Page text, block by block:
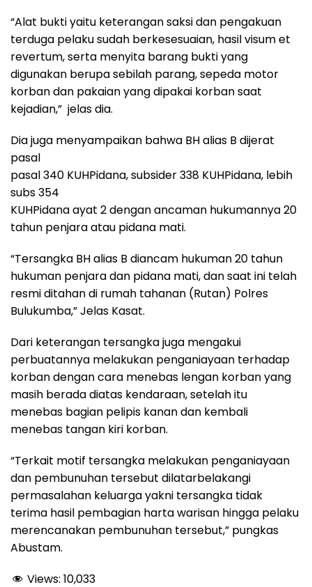
“Alat bukti yaitu keterangan saksi dan pengakuan
terduga pelaku sudah berkesesuaian, hasil visum et
revertum, serta menyita barang bukti yang
digunakan berupa sebilah parang, sepeda motor
korban dan pakaian yang dipakai korban saat
kejadian,” jelas dia.
Dia juga menyampaikan bahwa BH alias B dijerat
pasal
pasal 340 KUHPidana, subsider 338 KUHPidana, lebih
subs 354
KUHPidana ayat 2 dengan ancaman hukumannya 20
tahun penjara atau pidana mati.
“Tersangka BH alias B diancam hukuman 20 tahun
hukuman penjara dan pidana mati, dan saat ini telah
resmi ditahan di rumah tahanan (Rutan) Polres
Bulukumba,” Jelas Kasat.
Dari keterangan tersangka juga mengakui
perbuatannya melakukan penganiayaan terhadap
korban dengan cara menebas lengan korban yang
masih berada diatas kendaraan, setelah itu
menebas bagian pelipis kanan dan kembali
menebas tangan kiri korban.
“Terkait motif tersangka melakukan penganiayaan
dan pembunuhan tersebut dilatarbelakangi
permasalahan keluarga yakni tersangka tidak
terima hasil pembagian harta warisan hingga pelaku
merencanakan pembunuhan tersebut,” pungkas
Abustam.
Views: 10,033